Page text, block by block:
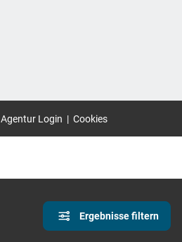
Ergebnisse filtern
Agentur Login | Cookies